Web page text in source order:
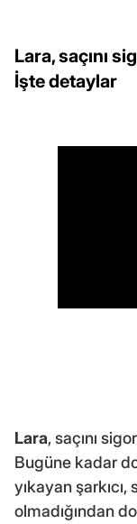
Lara, saçını
İşte detaylar
Lara, saçını
Bugüne kadar
yıkayan şarkıcı,
olmadığından